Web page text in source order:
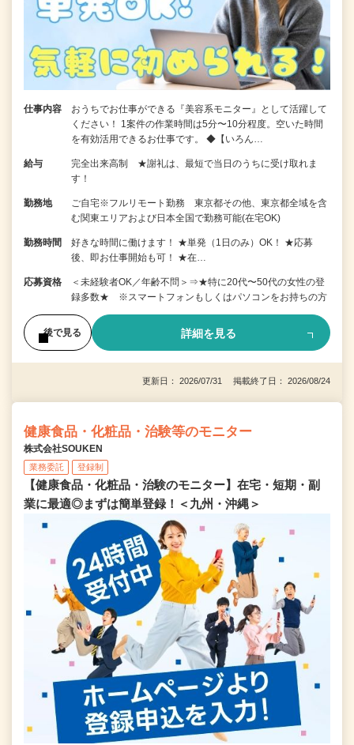
仕事内容
おうちでお仕事ができる『美容系モニター』として活躍して
ください！ 1案件の作業時間は5分〜10分程度。空いた時間
を有効活用できるお仕事です。 ◆【いろん…
給与
完全出来高制 ★謝礼は、最短で当日のうちに受け取れま
す！
勤務地
ご自宅※フルリモート勤務 東京都その他、東京都全域を含
む関東エリアおよび日本全国で勤務可能(在宅OK)
勤務時間
好きな時間に働けます！ ★単発（1日のみ）OK！ ★応募
後、即お仕事開始も可！ ★在…
応募資格
＜未経験者OK／年齢不問＞⇒★特に20代〜50代の女性の登
録多数★ ※スマートフォンもしくはパソコンをお持ちの方
後で見る 詳細を見る
更新日： 2026/07/31 掲載終了日： 2026/08/24
健康食品・化粧品・治験等のモニター
株式会社SOUKEN
業務委託 登録制
【健康食品・化粧品・治験のモニター】在宅・短期・副
業に最適◎まずは簡単登録！＜九州・沖縄＞